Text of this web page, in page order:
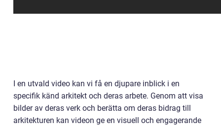
I en utvald video kan vi få en djupare inblick i en
specifik känd arkitekt och deras arbete. Genom att visa
bilder av deras verk och berätta om deras bidrag till
arkitekturen kan videon ge en visuell och engagerande